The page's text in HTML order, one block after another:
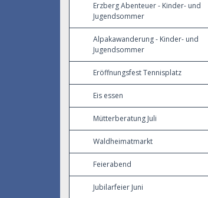
Erzberg Abenteuer - Kinder- und
Jugendsommer
Alpakawanderung - Kinder- und
Jugendsommer
Eröffnungsfest Tennisplatz
Eis essen
Mütterberatung Juli
Waldheimatmarkt
Feierabend
Jubilarfeier Juni